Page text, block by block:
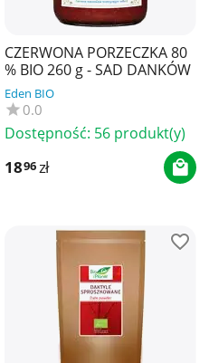
CZERWONA PORZECZKA 80
% BIO 260 g - SAD DANKÓW
Eden BIO
0.0
Dostępność: 56 produkt(y)
1896zł